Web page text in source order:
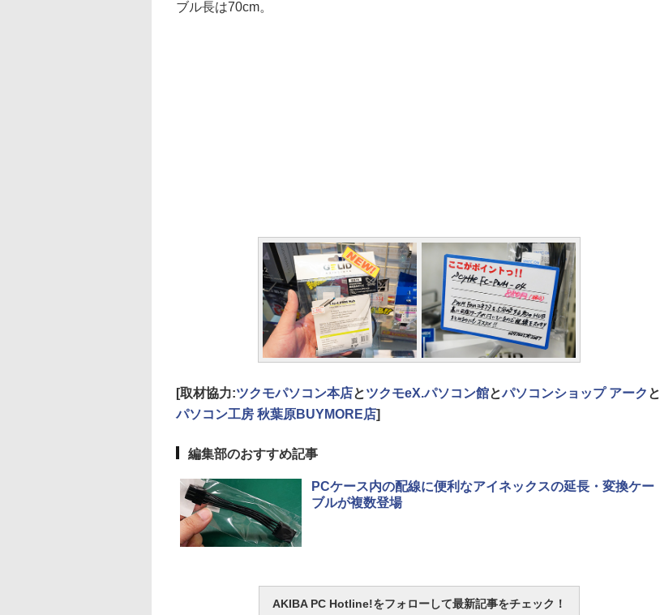
ブル長は70cm。
[取材協力:ツクモパソコン本店とツクモeX.パソコン館とパソコンショップ アーク と
パソコン工房 秋葉原BUYMORE店]
編集部のおすすめ記事
PCケース内の配線に便利なアイネックスの延長・変換ケー
ブルが複数登場
AKIBA PC Hotline!をフォローして最新記事をチェック！